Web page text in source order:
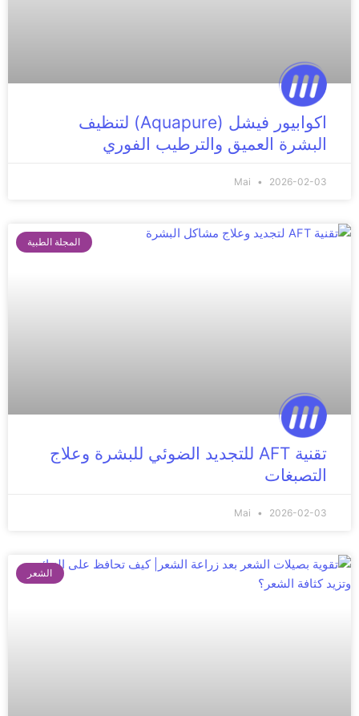
اكوابيور فيشل (Aquapure) لتنظيف
البشرة العميق والترطيب الفوري
Mai 2026-02-03
المجلة الطبية
تقنية AFT للتجديد الضوئي للبشرة وعلاج
التصبغات
Mai 2026-02-03
الشعر